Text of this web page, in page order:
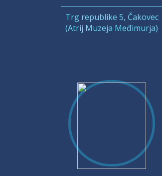
Trg republike 5, Čakovec
(Atrij Muzeja Međimurja)